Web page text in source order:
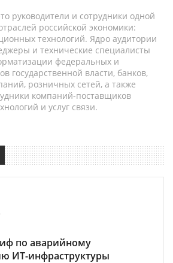
руководители и сотрудники одной
российской экономики:
технологий. Ядро аудитории
и технические специалисты
федеральных и
государственной власти, банков,
розничных сетей, а также
компаний-поставщиков
и услуг связи.
по аварийному
ИТ-инфраструктуры